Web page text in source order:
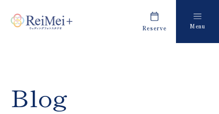
Reserve Menu
Costume
衣装
Blog